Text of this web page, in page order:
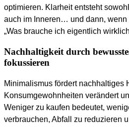
optimieren. Klarheit entsteht
auch im Inneren… und dann, wenn
„Was brauche ich eigentlich
Nachhaltigkeit durch
fokussieren
Minimalismus fördert nachhaltiges
Konsumgewohnheiten verändert
Weniger zu kaufen bedeutet,
verbrauchen, Abfall zu reduzieren